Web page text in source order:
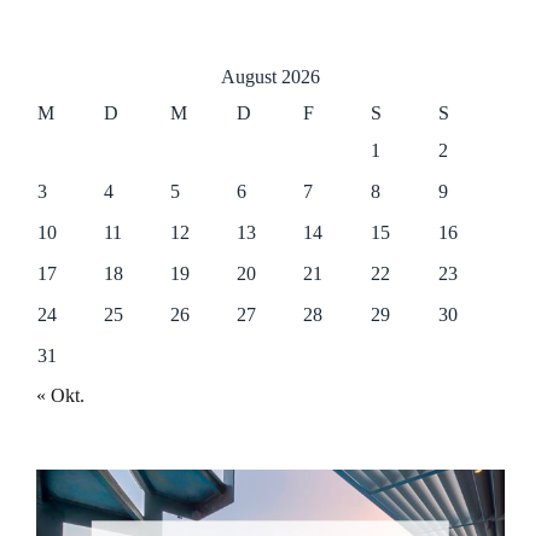
August 2026
M
D M D F S
S
1
2
3
4 5 6 7 8
9
10
11 12 13 14 15
16
17
18 19 20 21 22
23
24
25 26 27 28 29
30
31
« Okt.